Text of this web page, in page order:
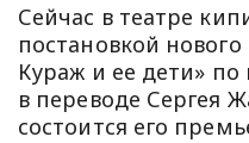
Сейчас в театре
постановкой
Кураж и ее дети» по
в переводе Сергея
состоится его